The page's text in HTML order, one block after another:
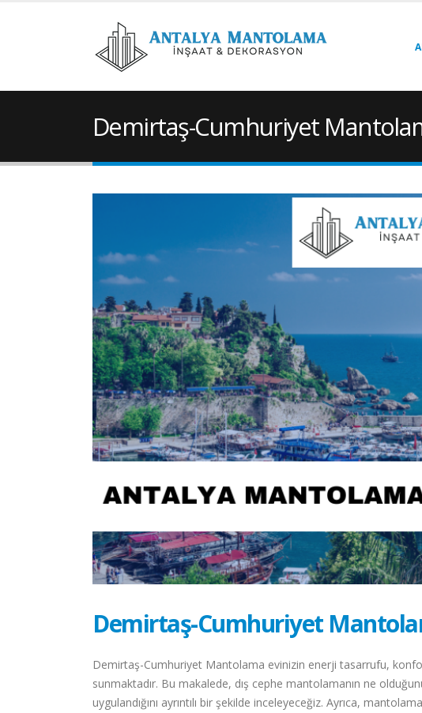
Demirtaş-Cumhuriyet
Demirtaş-Cumhuriyet
Demirtaş-Cumhuriyet Mantolama evinizin enerji tasarrufu,
sunmaktadır. Bu makalede, dış cephe mantolamanın ne
uygulandığını ayrıntılı bir şekilde inceleyeceğiz. Ayrıca,